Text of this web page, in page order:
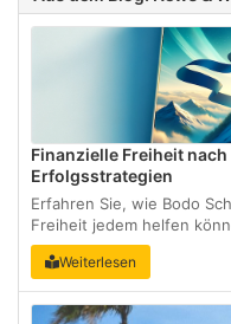
Finanzielle Freiheit
Erfolgsstrategien
Erfahren Sie, wie Bodo
Freiheit jedem helfen
sondern Geld für sich
praktische Schritte zum
Schuldenabbau bis hin
Weiterlesen